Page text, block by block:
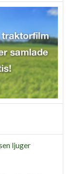
ljuger